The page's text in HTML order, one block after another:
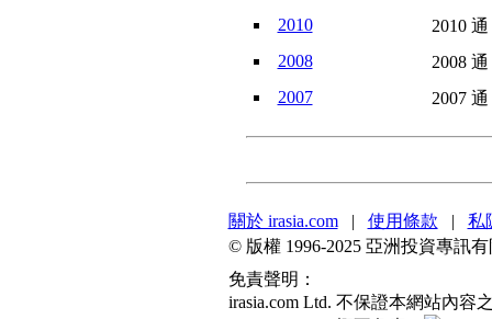
2010
2010
2008
2008
2007
2007
關於 irasia.com| 使用條款 | 私
© 版權 1996-2025 亞洲投資專訊
免責聲明：
irasia.com Ltd. 不保證本網站內